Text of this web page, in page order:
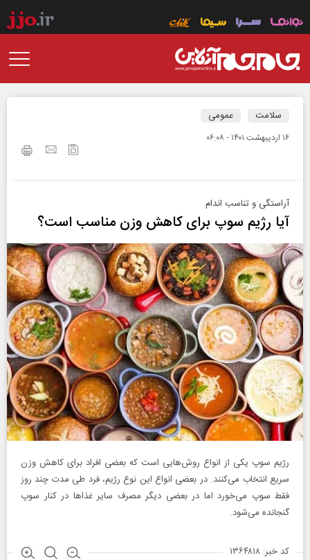
سلامت عمومی
۱۶ ارديبهشت ۱۴۰۱ - ۰۶:۰۸
آراستگی و تناسب اندام
آیا رژیم سوپ برای کاهش وزن مناسب است؟
رژیم سوپ یکی از انواع روش‌‌هایی است که بعضی افراد برای کاهش وزن
سریع انتخاب می‌کنند. در بعضی انواع این نوع رژیم، فرد طی مدت چند روز
فقط سوپ می‌خورد اما در بعضی دیگر مصرف سایر غذاها در کنار سوپ
گنجانده می‌شود.
کد خبر: ۱۳۶۴۸۱۸